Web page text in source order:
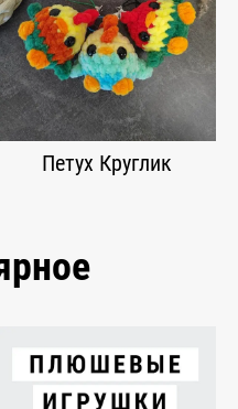
Петух Круглик